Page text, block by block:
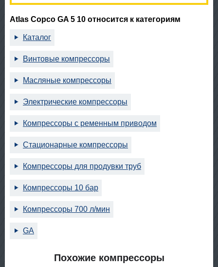
Atlas Copco GA 5 10 относится к категориям
Каталог
Винтовые компрессоры
Масляные компрессоры
Электрические компрессоры
Компрессоры с ременным приводом
Стационарные компрессоры
Компрессоры для продувки труб
Компрессоры 10 бар
Компрессоры 700 л/мин
GA
Похожие компрессоры